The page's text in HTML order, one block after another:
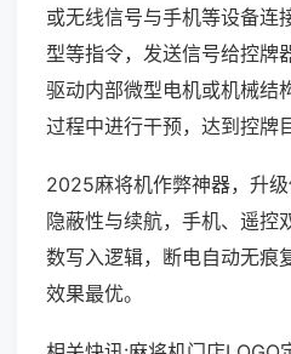
或无线信号与手机等设备连
型等指令，发送信号给控牌
驱动内部微型电机或机械结
过程中进行干预，达到控牌
2025麻将机作弊神器，升
隐蔽性与续航，手机、遥控
数写入逻辑，断电自动无痕
效果最优。